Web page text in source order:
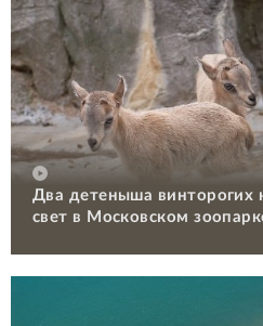
Два детеныша винторогих
свет в Московском